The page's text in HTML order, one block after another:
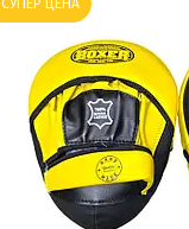
СУПЕР ЦЕНА